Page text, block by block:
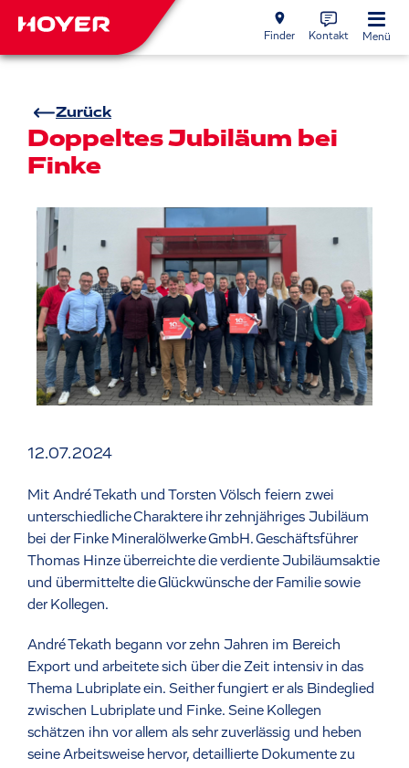
Finder Kontakt Menü
Zurück
Doppeltes Jubiläum bei
Finke
12.07.2024
Mit André Tekath und Torsten Völsch feiern zwei
unterschiedliche Charaktere ihr zehnjähriges Jubiläum
bei der Finke Mineralölwerke GmbH. Geschäftsführer
Thomas Hinze überreichte die verdiente Jubiläumsaktie
und übermittelte die Glückwünsche der Familie sowie
der Kollegen.
André Tekath begann vor zehn Jahren im Bereich
Export und arbeitete sich über die Zeit intensiv in das
Thema Lubriplate ein. Seither fungiert er als Bindeglied
zwischen Lubriplate und Finke. Seine Kollegen
schätzen ihn vor allem als sehr zuverlässig und heben
seine Arbeitsweise hervor, detaillierte Dokumente zu